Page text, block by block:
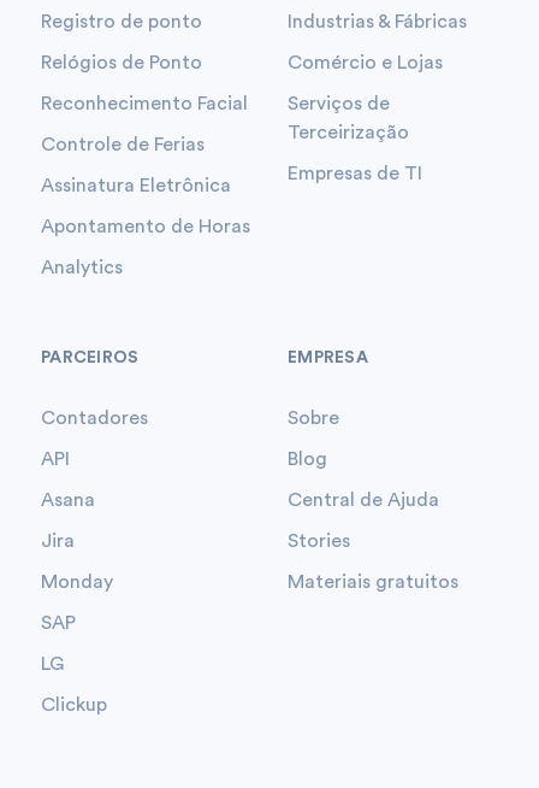
Registro de ponto
Relógios de Ponto
Reconhecimento Facial
Controle de Ferias
Assinatura Eletrônica
Apontamento de Horas
Analytics
Industrias & Fábricas
Comércio e Lojas
Serviços de
Terceirização
Empresas de TI
PARCEIROS
Contadores
API
Asana
Jira
Monday
SAP
LG
Clickup
EMPRESA
Sobre
Blog
Central de Ajuda
Stories
Materiais gratuitos